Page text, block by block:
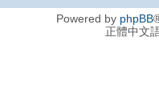
Powered by phpBB
正體中文